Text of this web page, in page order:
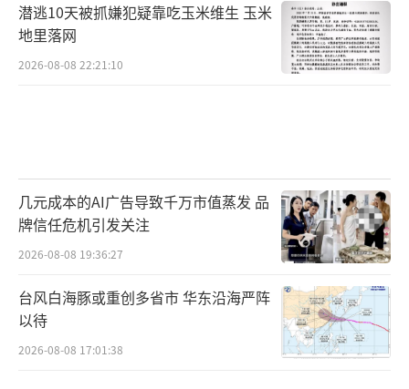
潜逃10天被抓嫌犯疑靠吃玉米维生 玉米
地里落网
2026-08-08 22:21:10
几元成本的AI广告导致千万市值蒸发 品
牌信任危机引发关注
2026-08-08 19:36:27
台风白海豚或重创多省市 华东沿海严阵
以待
2026-08-08 17:01:38